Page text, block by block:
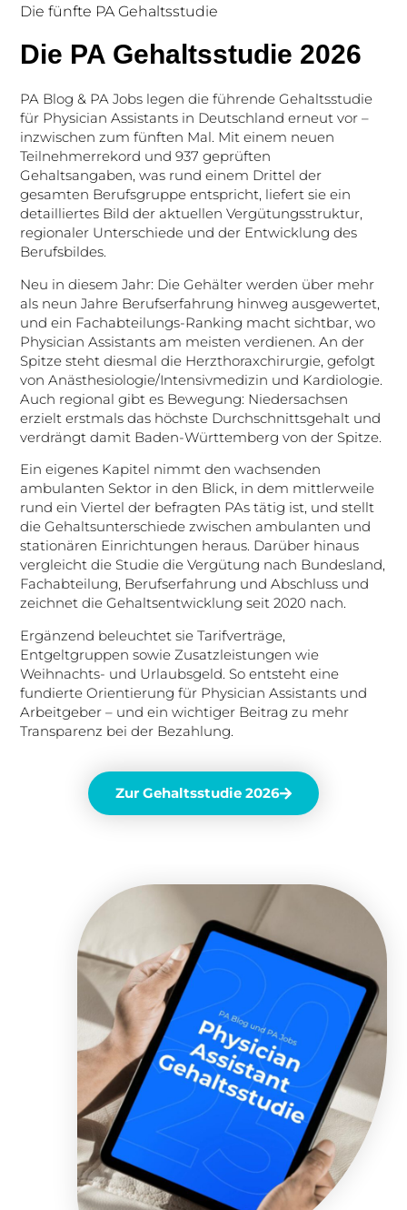
Die fünfte PA Gehaltsstudie
Die PA Gehaltsstudie 2026
PA Blog & PA Jobs legen die führende Gehaltsstudie
für Physician Assistants in Deutschland erneut vor –
inzwischen zum fünften Mal. Mit einem neuen
Teilnehmerrekord und 937 geprüften
Gehaltsangaben, was rund einem Drittel der
gesamten Berufsgruppe entspricht, liefert sie ein
detailliertes Bild der aktuellen Vergütungsstruktur,
regionaler Unterschiede und der Entwicklung des
Berufsbildes.
Neu in diesem Jahr: Die Gehälter werden über mehr
als neun Jahre Berufserfahrung hinweg ausgewertet,
und ein Fachabteilungs-Ranking macht sichtbar, wo
Physician Assistants am meisten verdienen. An der
Spitze steht diesmal die Herzthoraxchirurgie, gefolgt
von Anästhesiologie/Intensivmedizin und Kardiologie.
Auch regional gibt es Bewegung: Niedersachsen
erzielt erstmals das höchste Durchschnittsgehalt und
verdrängt damit Baden-Württemberg von der Spitze.
Ein eigenes Kapitel nimmt den wachsenden
ambulanten Sektor in den Blick, in dem mittlerweile
rund ein Viertel der befragten PAs tätig ist, und stellt
die Gehaltsunterschiede zwischen ambulanten und
stationären Einrichtungen heraus. Darüber hinaus
vergleicht die Studie die Vergütung nach Bundesland,
Fachabteilung, Berufserfahrung und Abschluss und
zeichnet die Gehaltsentwicklung seit 2020 nach.
Ergänzend beleuchtet sie Tarifverträge,
Entgeltgruppen sowie Zusatzleistungen wie
Weihnachts- und Urlaubsgeld. So entsteht eine
fundierte Orientierung für Physician Assistants und
Arbeitgeber – und ein wichtiger Beitrag zu mehr
Transparenz bei der Bezahlung.
Zur Gehaltsstudie 2026